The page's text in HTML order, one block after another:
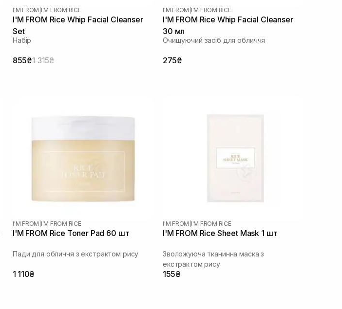
I'M FROM I'M FROM RICE
I'M FROM Rice Whip Facial Cleanser
Set
Набір
855₴1 315₴
I'M FROM I'M FROM RICE
I'M FROM Rice Whip Facial Cleanser
30 мл
Очищуючий засіб для обличчя
275₴
I'M FROM I'M FROM RICE
I'M FROM Rice Toner Pad 60 шт
Пади для обличчя з екстрактом рису
1 110₴
I'M FROM I'M FROM RICE
I'M FROM Rice Sheet Mask 1 шт
Зволожуюча тканинна маска з
екстрактом рису
155₴